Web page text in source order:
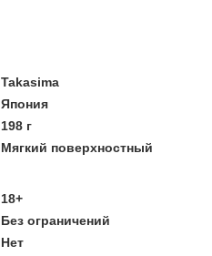
Takasima
Япония
198 г
Мягкий поверхностный
18+
Без ограничений
Нет